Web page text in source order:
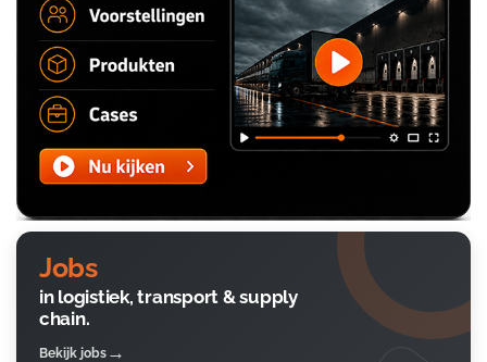
Jobs
in logistiek, transport & supply
chain.
Bekijk jobs